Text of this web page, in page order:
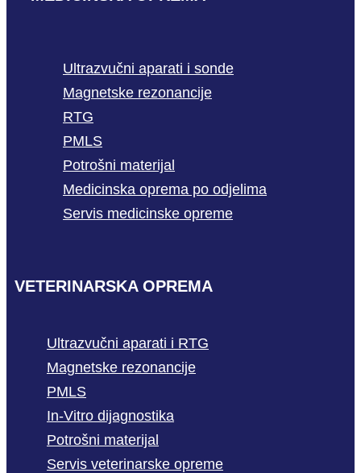
Ultrazvučni aparati i sonde
Magnetske rezonancije
RTG
PMLS
Potrošni materijal
Medicinska oprema po odjelima
Servis medicinske opreme
VETERINARSKA OPREMA
Ultrazvučni aparati i RTG
Magnetske rezonancije
PMLS
In-Vitro dijagnostika
Potrošni materijal
Servis veterinarske opreme